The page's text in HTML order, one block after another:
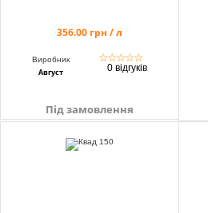
356.00 грн / л
Виробник
Август
☆☆☆☆☆
0 відгуків
Під замовлення